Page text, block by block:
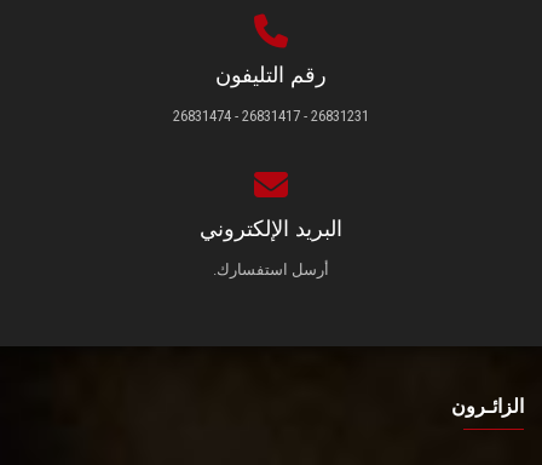
رقم التليفون
26831231 - 26831417 - 26831474
البريد الإلكتروني
أرسل استفسارك.
الزائـرون